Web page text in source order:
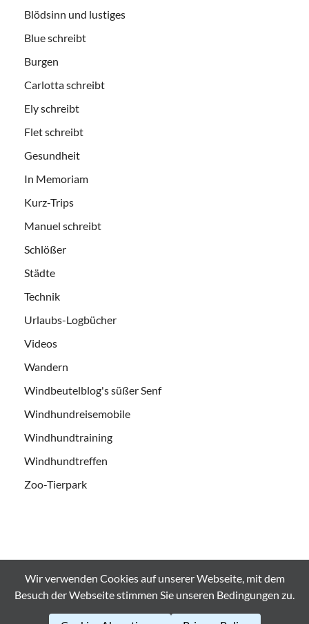
Blödsinn und lustiges
Blue schreibt
Burgen
Carlotta schreibt
Ely schreibt
Flet schreibt
Gesundheit
In Memoriam
Kurz-Trips
Manuel schreibt
Schlößer
Städte
Technik
Urlaubs-Logbücher
Videos
Wandern
Windbeutelblog's süßer Senf
Windhundreisemobile
Windhundtraining
Windhundtreffen
Zoo-Tierpark
Alle Bilder und Videos sind urheberrechtlich geschützt und es
Bedarf der ausdrücklichen Genehmigung bei
Wir verwenden Cookies auf unserer Webseite, mit dem
Besuch der Webseite stimmen Sie unseren Bedingungen zu.